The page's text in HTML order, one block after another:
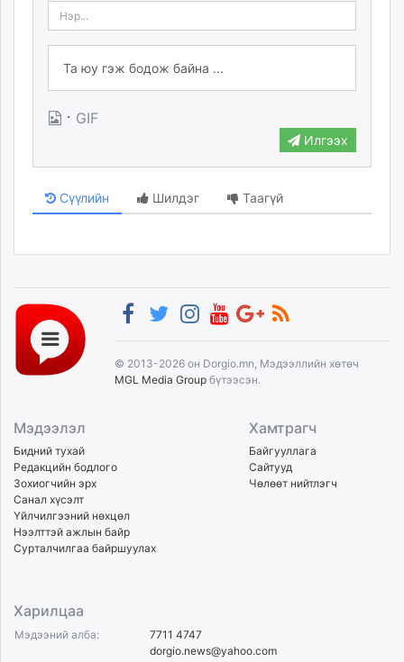
· GIF
Илгээх
Сүүлийн Шилдэг Таагүй
© 2013-2026 он Dorgio.mn, Мэдээллийн хөтөч
MGL Media Group бүтээсэн.
Мэдээлэл
Бидний тухай
Редакцийн бодлого
Зохиогчийн эрх
Санал хүсэлт
Үйлчилгээний нөхцөл
Нээлттэй ажлын байр
Сурталчилгаа байршуулах
Хамтрагч
Байгууллага
Сайтууд
Чөлөөт нийтлэгч
Харилцаа
Мэдээний алба:
7711 4747
dorgio.news@yahoo.com